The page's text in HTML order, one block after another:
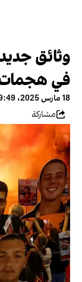
وثائق
في هجمات 7
18 مارس 2025، 19:49 غرينتش+0
مشاركة